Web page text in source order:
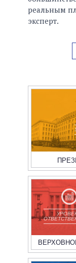
реальным
эксперт.